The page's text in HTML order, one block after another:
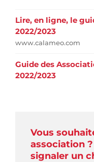
Lire, en ligne, le
2022/2023
www.calameo.com
Guide des
2022/2023
Vous
association
signaler un